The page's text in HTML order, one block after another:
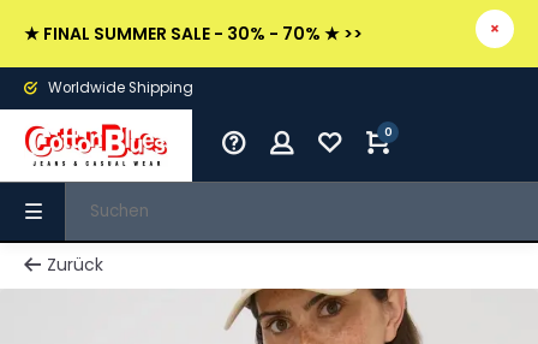
★ FINAL SUMMER SALE - 30% - 70% ★ >>
Worldwide Shipping
0
Zurück